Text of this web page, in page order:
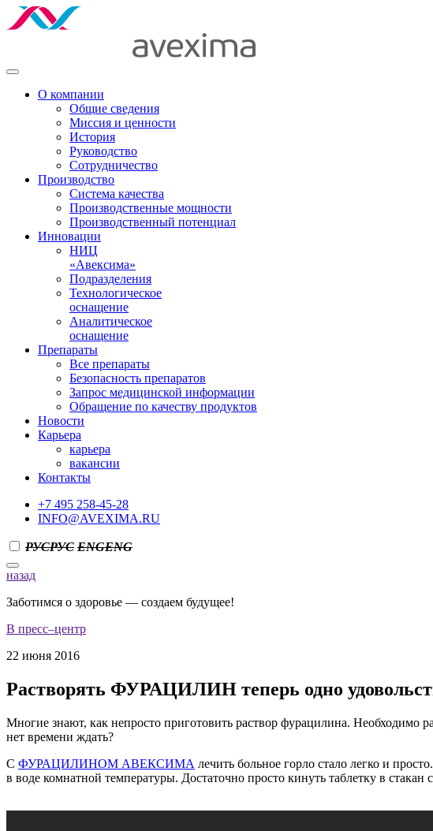
О компании
Общие сведения
Миссия и ценности
История
Руководство
Сотрудничество
Производство
Система качества
Производственные мощности
Производственный потенциал
Инновации
НИЦ
«Авексима»
Подразделения
Технологическое
оснащение
Аналитическое
оснащение
Препараты
Все препараты
Безопасность препаратов
Запрос медицинской информации
Обращение по качеству продуктов
Новости
Карьера
карьера
вакансии
Контакты
+7 495 258-45-28
INFO@AVEXIMA.RU
РУСРУС ENGENG
назад
Заботимся о здоровье — создаем будущее!
В пресс–центр
22 июня 2016
Растворять ФУРАЦИЛИН теперь одно
Многие знают, как непросто приготовить раствор фурацилина. Необходимо
нет времени ждать?
С ФУРАЦИЛИНОМ АВЕКСИМА лечить больное горло стало легко и
в воде комнатной температуры. Достаточно просто кинуть таблетку в